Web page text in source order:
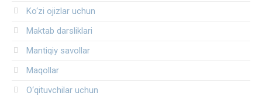
Ko‘zi ojizlar uchun
Maktab darsliklari
Mantiqiy savollar
Maqollar
O‘qituvchilar uchun